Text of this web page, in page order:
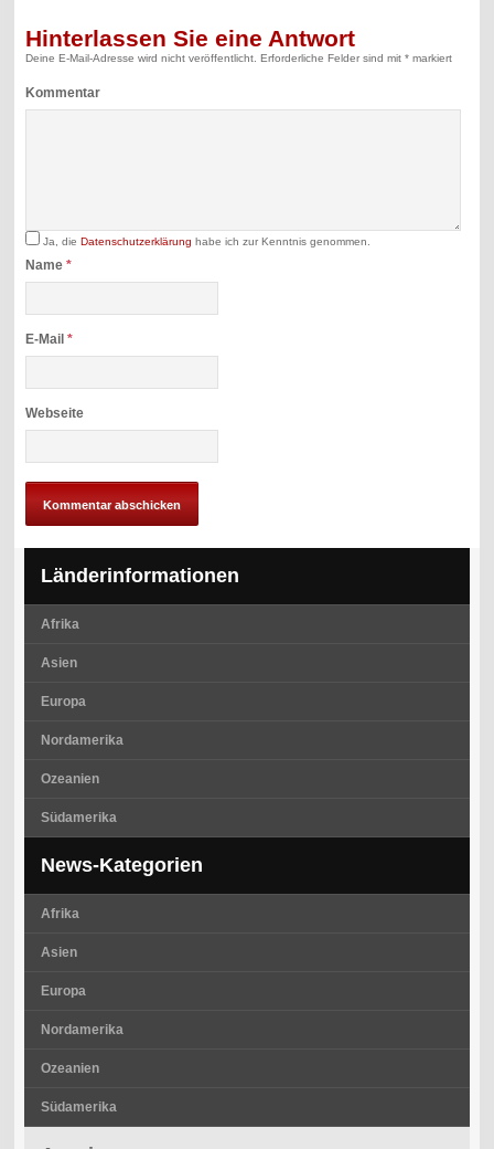
Hinterlassen Sie eine Antwort
Deine E-Mail-Adresse wird nicht veröffentlicht. Erforderliche Felder sind mit* markiert
Kommentar
Ja, dieDatenschutzerklärung habe ich zur Kenntnis genommen.
Name*
E-Mail*
Webseite
Länderinformationen
Afrika
Asien
Europa
Nordamerika
Ozeanien
Südamerika
News-Kategorien
Afrika
Asien
Europa
Nordamerika
Ozeanien
Südamerika